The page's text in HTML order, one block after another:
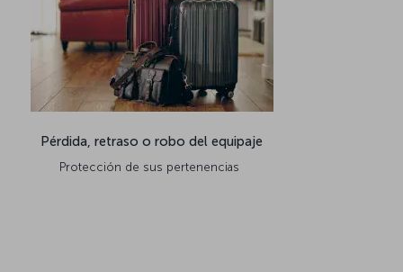
Pérdida, retraso o robo del equipaje
Protección de sus pertenencias